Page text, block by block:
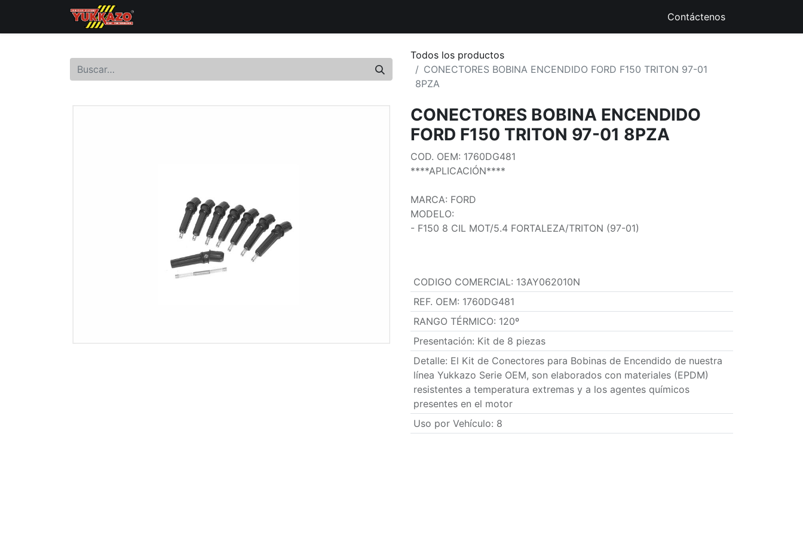
Contáctenos
Todos los productos
CONECTORES BOBINA ENCENDIDO FORD F150 TRITON 97-01
8PZA
CONECTORES BOBINA ENCENDIDO
FORD F150 TRITON 97-01 8PZA
COD. OEM: 1760DG481
****APLICACIÓN****
MARCA: FORD
MODELO:
- F150 8 CIL MOT/5.4 FORTALEZA/TRITON (97-01)
CODIGO COMERCIAL: 13AY062010N
REF. OEM: 1760DG481
RANGO TÉRMICO: 120º
Presentación: Kit de 8 piezas
Detalle: El Kit de Conectores para Bobinas de Encendido de nuestra
línea Yukkazo Serie OEM, son elaborados con materiales (EPDM)
resistentes a temperatura extremas y a los agentes químicos
presentes en el motor
Uso por Vehículo: 8